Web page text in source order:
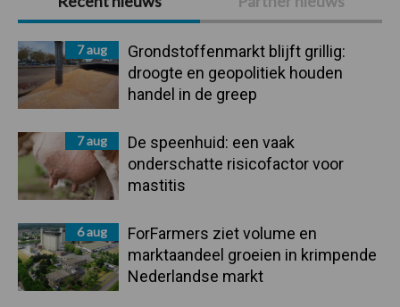
Sidebar
7 aug
Grondstoffenmarkt blijft grillig:
droogte en geopolitiek houden
handel in de greep
7 aug
De speenhuid: een vaak
onderschatte risicofactor voor
mastitis
6 aug
ForFarmers ziet volume en
marktaandeel groeien in krimpende
Nederlandse markt